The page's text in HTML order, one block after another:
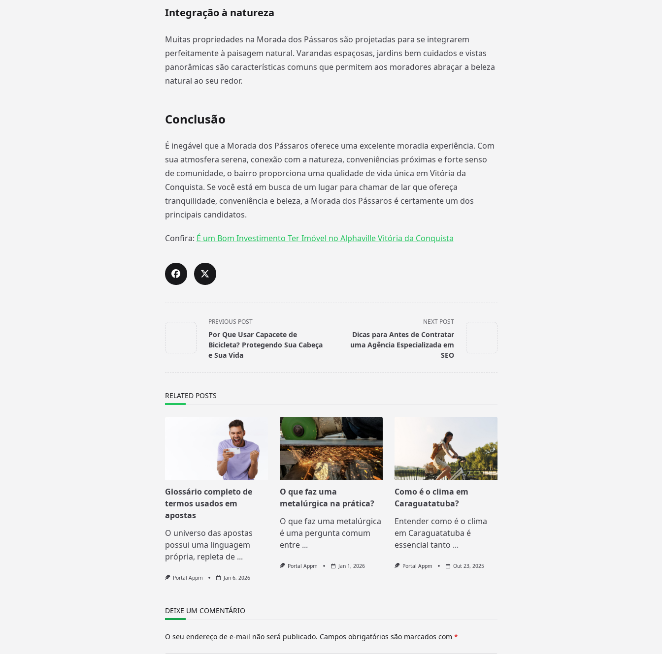
Integração à natureza
Muitas propriedades na Morada dos Pássaros são projetadas para se integrarem
perfeitamente à paisagem natural. Varandas espaçosas, jardins bem cuidados e vistas
panorâmicas são características comuns que permitem aos moradores abraçar a beleza
natural ao seu redor.
Conclusão
É inegável que a Morada dos Pássaros oferece uma excelente moradia experiência. Com
sua atmosfera serena, conexão com a natureza, conveniências próximas e forte senso
de comunidade, o bairro proporciona uma qualidade de vida única em Vitória da
Conquista. Se você está em busca de um lugar para chamar de lar que ofereça
tranquilidade, conveniência e beleza, a Morada dos Pássaros é certamente um dos
principais candidatos.
Confira: É um Bom Investimento Ter Imóvel no Alphaville Vitória da Conquista
<span
class="nav-
subtitle
screen-
PREVIOUS POST
Por Que Usar Capacete de
Bicicleta? Protegendo Sua Cabeça
e Sua Vida
NEXT POST
Dicas para Antes de Contratar
uma Agência Especializada em
SEO
RELATED POSTS
Glossário completo de
termos usados em
apostas
O universo das apostas
possui uma linguagem
própria, repleta de ...
Portal Appm Jan 6, 2026
O que faz uma
metalúrgica na prática?
O que faz uma metalúrgica
é uma pergunta comum
entre ...
Portal Appm Jan 1, 2026
Como é o clima em
Caraguatatuba?
Entender como é o clima
em Caraguatatuba é
essencial tanto ...
Portal Appm Out 23, 2025
DEIXE UM COMENTÁRIO
O seu endereço de e-mail não será publicado. Campos obrigatórios são marcados com *